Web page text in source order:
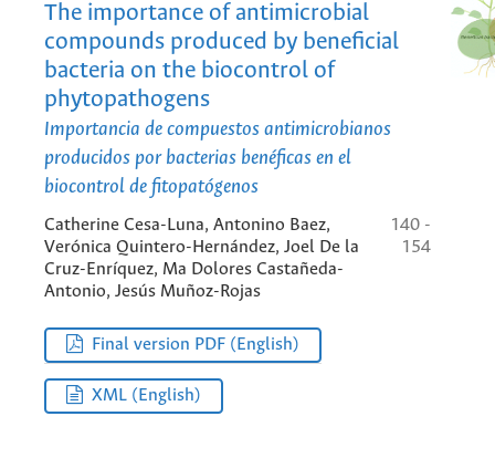
The importance of antimicrobial
compounds produced by beneficial
bacteria on the biocontrol of
phytopathogens
Importancia de compuestos antimicrobianos
producidos por bacterias benéficas en el
biocontrol de fitopatógenos
Catherine Cesa-Luna, Antonino Baez,
Verónica Quintero-Hernández, Joel De la
Cruz-Enríquez, Ma Dolores Castañeda-
Antonio, Jesús Muñoz-Rojas
140 -
154
Final version PDF (English)
XML (English)